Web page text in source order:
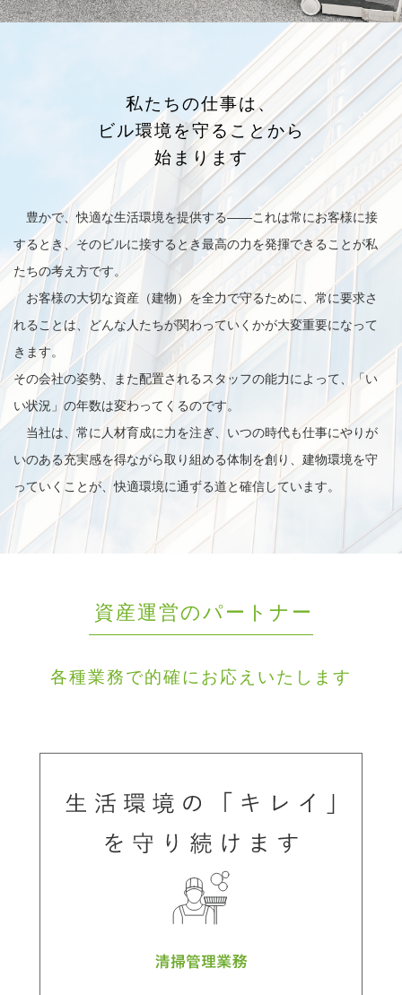
私たちの仕事は、
ビル環境を守ることから
始まります
豊かで、快適な生活環境を提供する——これは常にお客様に接
するとき、そのビルに接するとき最高の力を発揮できることが私
たちの考え方です。
お客様の大切な資産（建物）を全力で守るために、常に要求さ
れることは、どんな人たちが関わっていくかが大変重要になって
きます。
その会社の姿勢、また配置されるスタッフの能力によって、「い
い状況」の年数は変わってくるのです。
当社は、常に人材育成に力を注ぎ、いつの時代も仕事にやりが
いのある充実感を得ながら取り組める体制を創り、建物環境を守
っていくことが、快適環境に通ずる道と確信しています。
資産運営のパートナー
各種業務で的確にお応えいたします